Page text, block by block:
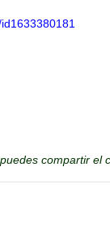
compartir el